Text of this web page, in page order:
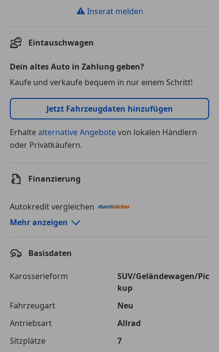
⚠ Inserat melden
Eintauschwagen
Dein altes Auto in Zahlung geben?
Kaufe und verkaufe bequem in nur einem Schritt!
Jetzt Fahrzeugdaten hinzufügen
Erhaltealternative Angebotevon lokalen Händlern
oder Privatkäufern.
Finanzierung
Autokredit vergleichen
Autokredit-Rechner von durchblicker.at
120 Monate
Kreditbetrag
€ 66 600,-
Gesamtbetrag
Mehr anzeigen
Basisdaten
Karosserieform
SUV/Geländewagen/Pic
kup
Fahrzeugart
Neu
Antriebsart
Allrad
Sitzplätze
7